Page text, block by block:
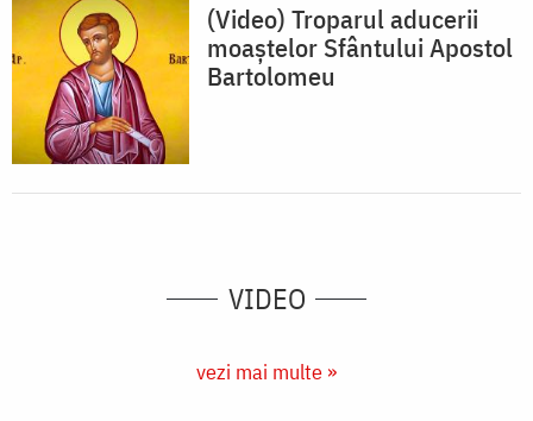
(Video) Troparul aducerii
moaștelor Sfântului Apostol
Bartolomeu
VIDEO
vezi mai multe »